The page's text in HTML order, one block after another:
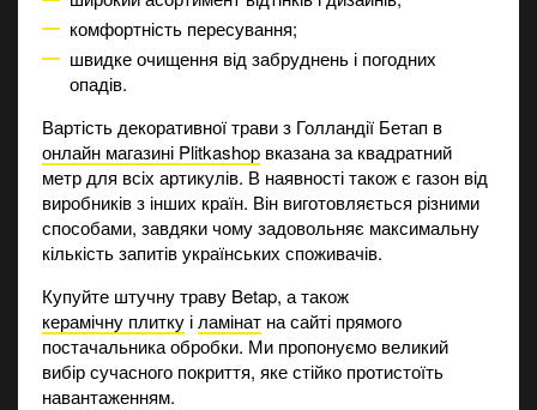
комфортність пересування;
швидке очищення від забруднень і погодних
опадів.
Вартість декоративної трави з Голландії Бетап в
онлайн магазині Plitkashop вказана за квадратний
метр для всіх артикулів. В наявності також є газон від
виробників з інших країн. Він виготовляється різними
способами, завдяки чому задовольняє максимальну
кількість запитів українських споживачів.
Купуйте штучну траву Betap, а також
керамічну плитку і ламінат на сайті прямого
постачальника обробки. Ми пропонуємо великий
вибір сучасного покриття, яке стійко протистоїть
навантаженням.